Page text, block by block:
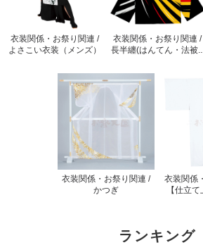
衣装関係・お祭り関連 /
よさこい衣装（メンズ）
衣装関係・お祭り関連 /
長半纏(はんてん・法被
衣装関係・お祭り関連 /
かつぎ
衣装関係
【仕立
ランキング